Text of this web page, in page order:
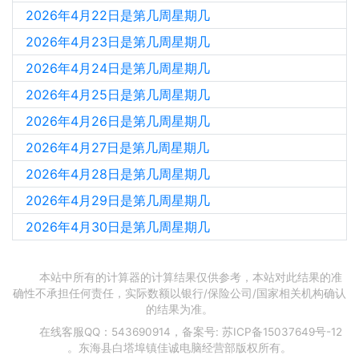
2026年4月22日是第几周星期几
2026年4月23日是第几周星期几
2026年4月24日是第几周星期几
2026年4月25日是第几周星期几
2026年4月26日是第几周星期几
2026年4月27日是第几周星期几
2026年4月28日是第几周星期几
2026年4月29日是第几周星期几
2026年4月30日是第几周星期几
本站中所有的计算器的计算结果仅供参考，本站对此结果的准
确性不承担任何责任，实际数额以银行/保险公司/国家相关机构确认
的结果为准。
在线客服QQ：543690914，备案号: 苏ICP备15037649号-12
。东海县白塔埠镇佳诚电脑经营部版权所有。